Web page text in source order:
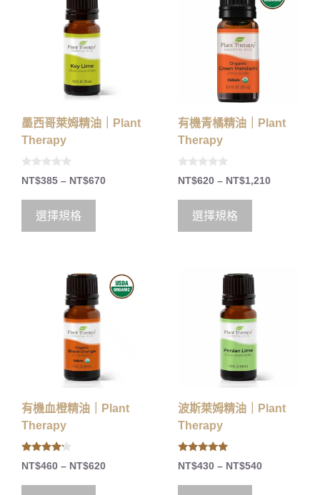
墨西哥萊姆精油｜Plant
Therapy
0
o
5
NT$385 – NT$670
選擇規格
有機青橘精油｜Plant
Therapy
0
o
5
NT$620 – NT$1,210
選擇規格
有機血橙精油｜Plant
Therapy
4.00
out of 5
NT$460 – NT$620
波斯萊姆精油｜Plant
Therapy
5.00
out of 5
NT$430 – NT$540